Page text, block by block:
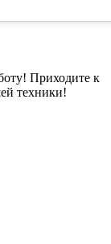
Приходите к
техники!